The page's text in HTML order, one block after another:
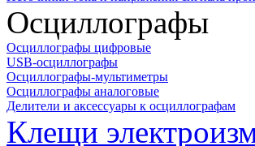
Осциллографы
Осциллографы цифровые
USB-осциллографы
Осциллографы-мультиметры
Осциллографы аналоговые
Делители и аксессуары к осциллографам
Клещи